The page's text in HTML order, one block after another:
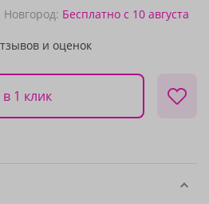
Бесплатно с 10 августа
и оценок
1 клик